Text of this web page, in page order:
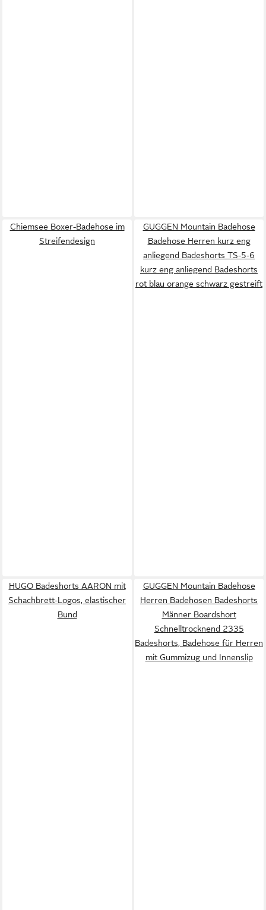
Chiemsee Boxer-Badehose im
Streifendesign
GUGGEN Mountain Badehose
Badehose Herren kurz eng
anliegend Badeshorts TS-5-6
kurz eng anliegend Badeshorts
rot blau orange schwarz gestreift
HUGO Badeshorts AARON mit
Schachbrett-Logos, elastischer
Bund
GUGGEN Mountain Badehose
Herren Badehosen Badeshorts
Männer Boardshort
Schnelltrocknend 2335
Badeshorts, Badehose für Herren
mit Gummizug und Innenslip